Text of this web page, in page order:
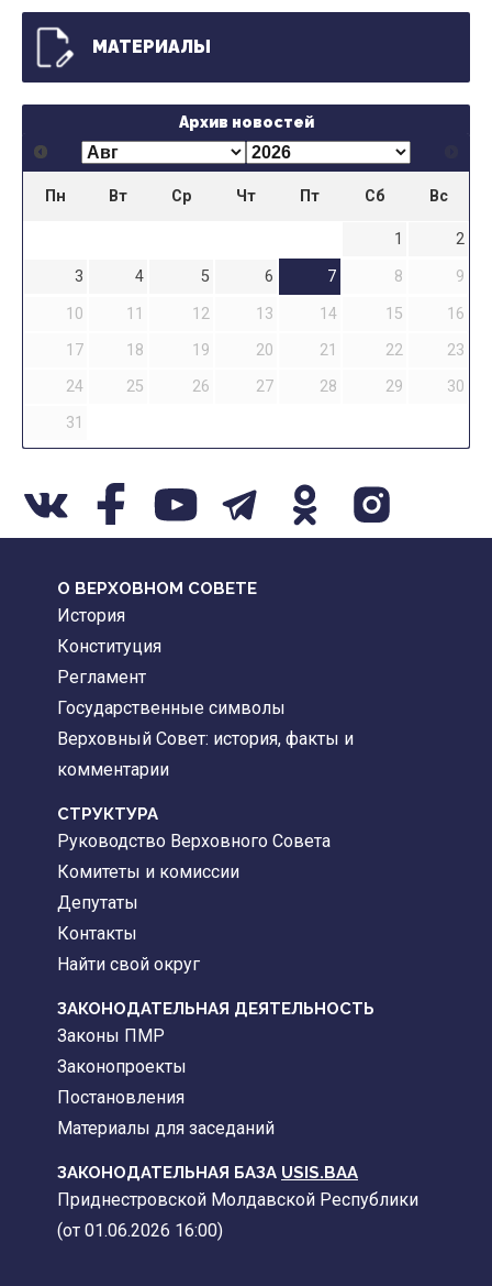
МАТЕРИАЛЫ
Архив новостей
Пн Вт Ср Чт Пт Сб Вс
1
2
3
4 5 6 7 8
9
10
11 12 13 14 15
16
17
18 19 20 21 22
23
24
25 26 27 28 29
30
31
О ВЕРХОВНОМ СОВЕТЕ
История
Конституция
Регламент
Государственные символы
Верховный Совет: история, факты и
комментарии
CТРУКТУРА
Руководство Верховного Совета
Комитеты и комиссии
Депутаты
Контакты
Найти свой округ
ЗАКОНОДАТЕЛЬНАЯ ДЕЯТЕЛЬНОСТЬ
Законы ПМР
Законопроекты
Постановления
Материалы для заседаний
ЗАКОНОДАТЕЛЬНАЯ БАЗА USIS.BAA
Приднестровской Молдавской Республики
(от 01.06.2026 16:00)